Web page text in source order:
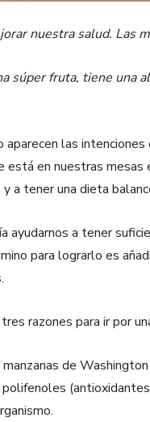
nuestra salud. Las
súper fruta, tiene una
aparecen las
está en nuestras
a tener una dieta
ayudarnos a tener
para lograrlo es
razones para ir por
manzanas de